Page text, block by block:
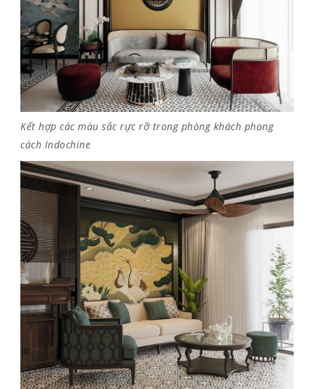
Kết hợp các màu sắc rực rỡ trong phòng khách phong
cách Indochine